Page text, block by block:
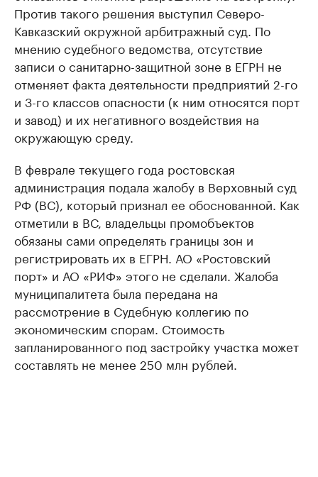
Против такого решения выступил Северо-
Кавказский окружной арбитражный суд. По
мнению судебного ведомства, отсутствие
записи о санитарно-защитной зоне в ЕГРН не
отменяет факта деятельности предприятий 2-го
и 3-го классов опасности (к ним относятся порт
и завод) и их негативного воздействия на
окружающую среду.
В феврале текущего года ростовская
администрация подала жалобу в Верховный суд
РФ (ВС), который признал ее обоснованной. Как
отметили в ВС, владельцы промобъектов
обязаны сами определять границы зон и
регистрировать их в ЕГРН. АО «Ростовский
порт» и АО «РИФ» этого не сделали. Жалоба
муниципалитета была передана на
рассмотрение в Судебную коллегию по
экономическим спорам. Стоимость
запланированного под застройку участка может
составлять не менее 250 млн рублей.